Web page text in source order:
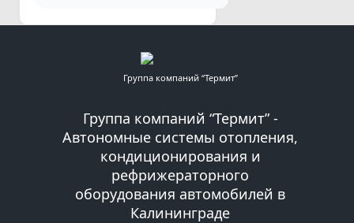
Группа компаний “Термит”
Группа компаний “Термит” -
Автономные системы отопления,
кондиционирования и
рефрижераторного
оборудования автомобилей в
Калининграде